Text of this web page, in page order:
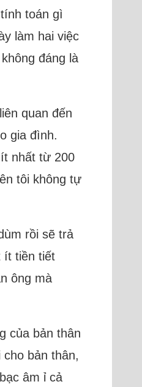
toán gì
làm hai việc
đáng là
quan đến
gia đình.
nhất từ 200
tôi không tự
rồi sẽ trả
ít tiền tiết
ông mà
của bản thân
bản thân,
âm ỉ cả